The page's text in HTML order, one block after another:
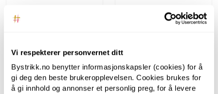
Vi respekterer personvernet ditt
Bystrikk.no benytter informasjonskapsler (cookies) for å
gi deg den beste brukeropplevelsen. Cookies brukes for
å gi innhold og annonser et personlig preg, for å levere